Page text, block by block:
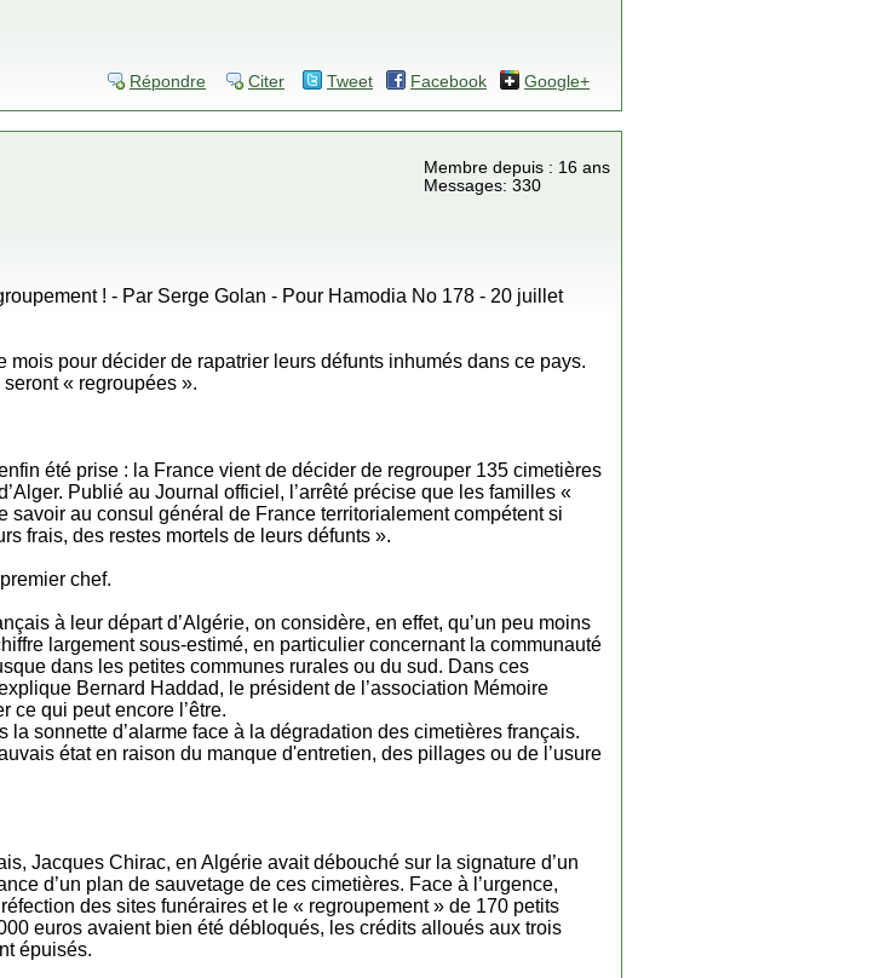
Répondre Citer Tweet Facebook Google+
Membre depuis : 16 ans
Messages: 330
! - Par Serge Golan - Pour Hamodia No 178 - 20 juillet
pour décider de rapatrier leurs défunts inhumés dans ce pays.
« regroupées ».
été prise : la France vient de décider de regrouper 135 cimetières
Publié au Journal officiel, l’arrêté précise que les familles «
au consul général de France territorialement compétent si
frais, des restes mortels de leurs défunts ».
chef.
à leur départ d’Algérie, on considère, en effet, qu’un peu moins
largement sous-estimé, en particulier concernant la communauté
dans les petites communes rurales ou du sud. Dans ces
Bernard Haddad, le président de l’association Mémoire
ce qui peut encore l’être.
sonnette d’alarme face à la dégradation des cimetières français.
état en raison du manque d'entretien, des pillages ou de l’usure
Jacques Chirac, en Algérie avait débouché sur la signature d’un
d’un plan de sauvetage de ces cimetières. Face à l’urgence,
des sites funéraires et le « regroupement » de 170 petits
euros avaient bien été débloqués, les crédits alloués aux trois
épuisés.